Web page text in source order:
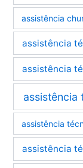
a
assistência
assistência
assistência
assistência
assistência
assistência